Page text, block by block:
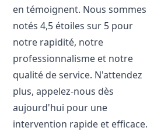
en témoignent. Nous sommes
notés 4,5 étoiles sur 5 pour
notre rapidité, notre
professionnalisme et notre
qualité de service. N'attendez
plus, appelez-nous dès
aujourd'hui pour une
intervention rapide et efficace.